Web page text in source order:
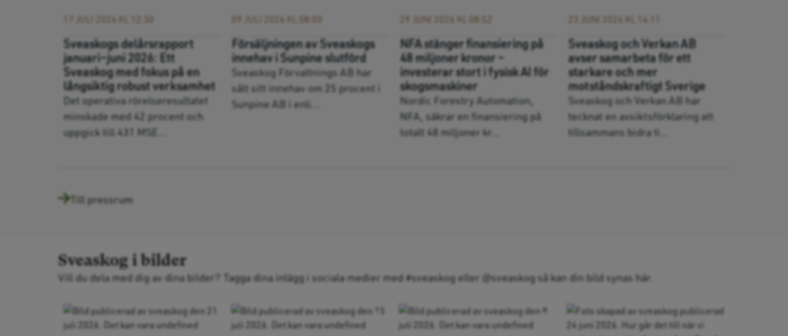
17 JULI 2026 KL 12:30
Sveaskogs delårsrapport
januari–juni 2026: Ett
Sveaskog med fokus på en
långsiktig robust verksamhet
Det operativa rörelseresultatet
minskade med 42 procent och
uppgick till 431 MSE...
09 JULI 2026 KL 08:00
Försäljningen av Sveaskogs
innehav i Sunpine slutförd
Sveaskog Förvaltnings AB har
sålt sitt innehav om 25 procent i
Sunpine AB i enli...
29 JUNI 2026 KL 08:52
NFA stänger finansiering på
48 miljoner kronor –
investerar stort i fysisk AI för
skogsmaskiner
Nordic Forestry Automation,
NFA, säkrar en finansiering på
totalt 48 miljoner kr...
23 JUNI 2026 KL 14:11
Sveaskog och Verkan AB
avser samarbeta för ett
starkare och mer
motståndskraftigt Sverige
Sveaskog och Verkan AB har
tecknat en avsiktsförklaring att
tillsammans bidra ti...
Till pressrum
Sveaskog i bilder
Vill du dela med dig av dina bilder? Tagga dina inlägg i sociala medier med #sveaskog eller @sveaskog så kan din bild synas här.